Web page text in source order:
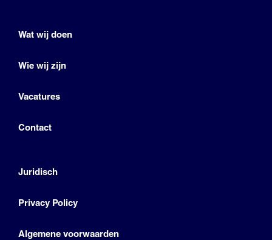
Wat wij doen
Wie wij zijn
Vacatures
Contact
Juridisch
Privacy Policy
Algemene voorwaarden